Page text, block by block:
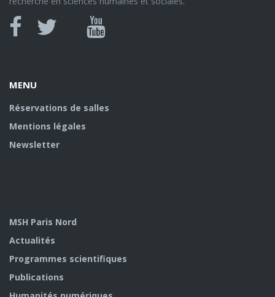
Canal
MENU
Réservations de salles
Mentions légales
Newsletter
MSH Paris Nord
Actualités
Programmes scientifiques
Publications